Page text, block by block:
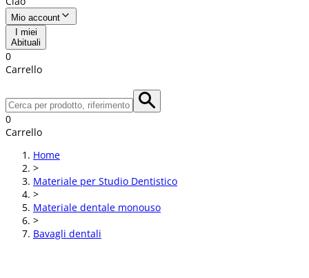
Mio account
I miei
Abituali
0
Carrello
0
Carrello
Home
>
Materiale per Studio Dentistico
>
Materiale dentale monouso
>
Bavagli dentali